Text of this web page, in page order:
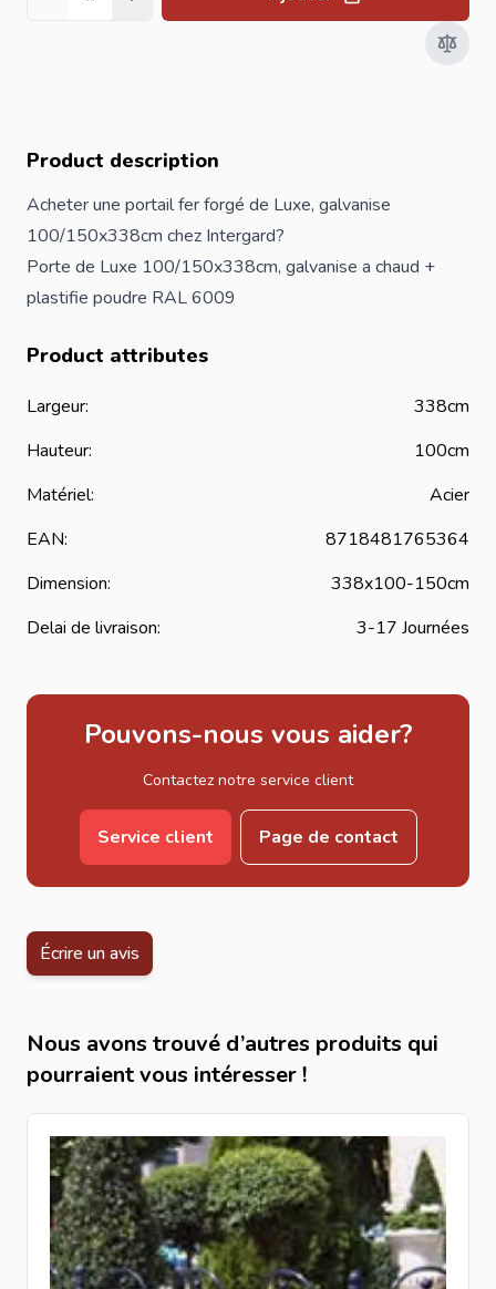
Quantité
Product description
Acheter une portail fer forgé de Luxe, galvanise
100/150x338cm chez Intergard?
Porte de Luxe 100/150x338cm, galvanise a chaud +
plastifie poudre RAL 6009
Product attributes
Largeur:
338cm
Hauteur:
100cm
Matériel:
Acier
EAN:
8718481765364
Dimension:
338x100-150cm
Delai de livraison:
3-17 Journées
Pouvons-nous vous aider?
Contactez notre service client
Service client Page de contact
Écrire un avis
Nous avons trouvé d’autres produits qui
pourraient vous intéresser !